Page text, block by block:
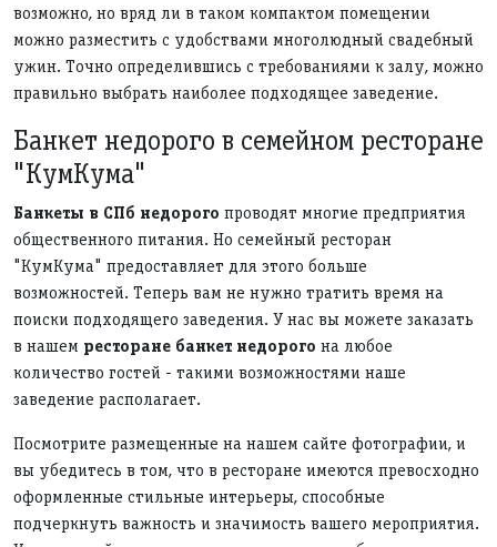
возможно, но вряд ли в таком компактом помещении
можно разместить с удобствами многолюдный свадебный
ужин. Точно определившись с требованиями к залу, можно
правильно выбрать наиболее подходящее заведение.
Банкет недорого в семейном ресторане
"КумКума"
Банкеты в СПб недорого проводят многие предприятия
общественного питания. Но семейный ресторан
"КумКума" предоставляет для этого больше
возможностей. Теперь вам не нужно тратить время на
поиски подходящего заведения. У нас вы можете заказать
в нашем ресторане банкет недорого на любое
количество гостей - такими возможностями наше
заведение располагает.
Посмотрите размещенные на нашем сайте фотографии, и
вы убедитесь в том, что в ресторане имеются превосходно
оформленные стильные интерьеры, способные
подчеркнуть важность и значимость вашего мероприятия.